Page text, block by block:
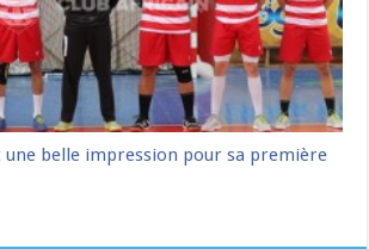
une belle impression pour sa première